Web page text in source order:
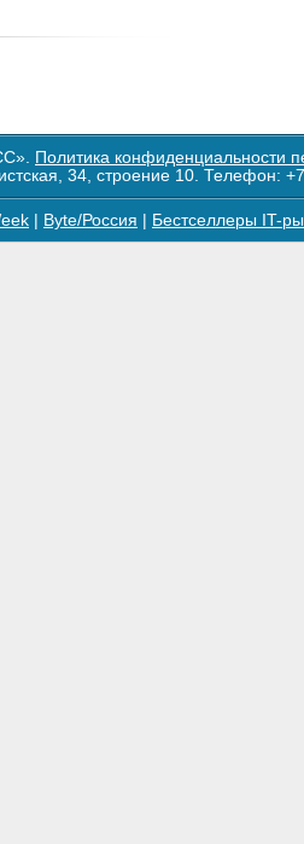
Политика конфиденциальности
34, строение 10. Телефон:
Byte/Россия Бестселлеры IT-